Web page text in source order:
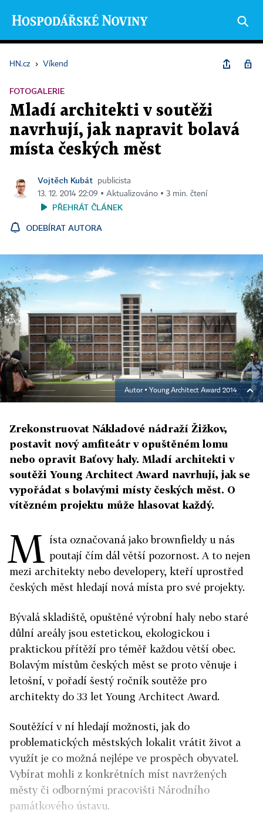
HN.cz › Víkend
FOTOGALERIE
Mladí architekti v soutěži
navrhují, jak napravit bolavá
místa českých měst
Vojtěch Kubát
publicista
13. 12. 2014 22:09 ▪ Aktualizováno ▪ 3 min. čtení
PŘEHRÁT ČLÁNEK
ODEBÍRAT AUTORA
Autor ▪ Young Architect Award 2014
Zrekonstruovat Nákladové nádraží Žižkov,
postavit nový amfiteátr v opuštěném lomu
nebo opravit Baťovy haly. Mladí architekti v
soutěži Young Architect Award navrhují, jak se
vypořádat s bolavými místy českých měst. O
vítězném projektu může hlasovat každý.
M ísta označovaná jako brownfieldy u nás
poutají čím dál větší pozornost. A to nejen
mezi architekty nebo developery, kteří uprostřed
českých měst hledají nová místa pro své projekty.
Bývalá skladiště, opuštěné výrobní haly nebo staré
důlní areály jsou estetickou, ekologickou i
praktickou přítěží pro téměř každou větší obec.
Bolavým místům českých měst se proto věnuje i
letošní, v pořadí šestý ročník soutěže pro
architekty do 33 let Young Architect Award.
Soutěžící v ní hledají možnosti, jak do
problematických městských lokalit vrátit život a
využít je co možná nejlépe ve prospěch obyvatel.
Vybírat mohli z konkrétních míst navržených
městy či odbornými pracovišti Národního
památkového ústavu.